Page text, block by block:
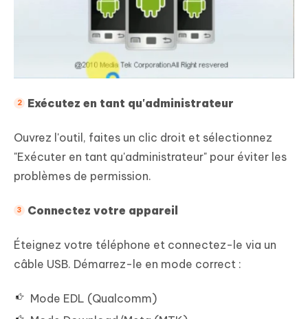
Exécutez en tant qu'administrateur
Ouvrez l'outil, faites un clic droit et sélectionnez
"Exécuter en tant qu'administrateur" pour éviter les
problèmes de permission.
Connectez votre appareil
Éteignez votre téléphone et connectez-le via un
câble USB. Démarrez-le en mode correct :
Mode EDL (Qualcomm)